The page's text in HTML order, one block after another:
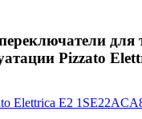
для
Pizzato